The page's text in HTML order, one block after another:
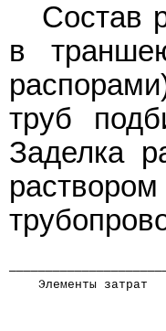
Состав
в
труб
Заделка
Элементы затрат